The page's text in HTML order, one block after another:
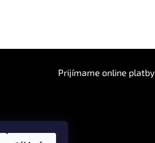
Prijímame online platby